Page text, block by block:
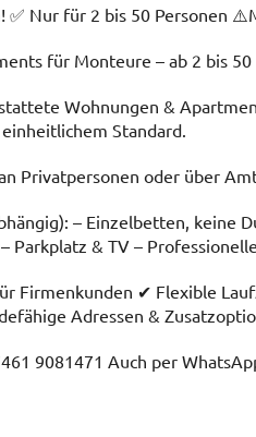
✅ Nur für 2 bis 50 Personen
für Monteure – ab 2 bis 50
Wohnungen &
Standard.
Privatpersonen oder über
– Einzelbetten, keine
Parkplatz & TV –
Firmenkunden ✔ Flexible
Adressen &
9081471 Auch per